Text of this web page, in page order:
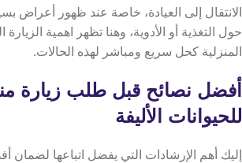
الانتقال إلى العيادة، خاصة عند ظهور أعراض
حول التغذية أو الأدوية، وهنا تظهر اهمية الزيارة
المنزلية كحل سريع ومباشر لهذه الحالات.
أفضل نصائح قبل طلب زيارة
للحيوانات الأليفة
إليك أهم الإرشادات التي يفضل اتباعها لضمان